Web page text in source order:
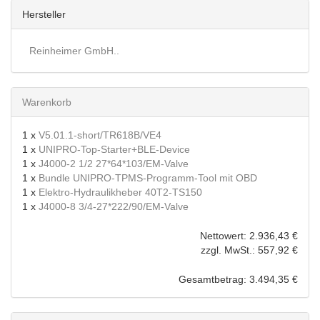
Betroffene Person ist jede identifizierte oder identifizierbare
für die Verarbeitung Verantwortlichen verarbeitet werden.
Verarbeitung
Verarbeitung ist jeder mit oder ohne Hilfe automatisierter
Verfahren ausgeführte Vorgang oder jede solche
Vorgangsreihe im Zusammenhang mit personenbezogenen
Daten wie das Erheben, das Erfassen, die Organisation, das
Ordnen, die Speicherung, die Anpassung oder Veränderung,
das Auslesen, das Abfragen, die Verwendung, die Offenlegung
durch Übermittlung, Verbreitung oder eine andere Form der
Bereitstellung, den Abgleich oder die Verknüpfung, die
Einschränkung, das Löschen oder die Vernichtung.
Einschränkung der Verarbeitung ist die Markierung
gespeicherter personenbezogener Daten mit dem Ziel, ihre
Hersteller
Reinheimer GmbH..
Warenkorb
1 x V5.01.1-short/TR618B/VE4
1 x UNIPRO-Top-Starter+BLE-Device
1 x J4000-2 1/2 27*64*103/EM-Valve
1 x Bundle UNIPRO-TPMS-Programm-Tool mit OBD
1 x Elektro-Hydraulikheber 40T2-TS150
1 x J4000-8 3/4-27*222/90/EM-Valve
Nettowert: 2.936,43 €
zzgl. MwSt.: 557,92 €
Gesamtbetrag: 3.494,35 €